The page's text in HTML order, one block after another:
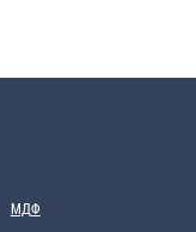
МДФ